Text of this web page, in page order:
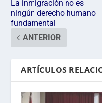
La inmigración no es
ningún derecho humano
fundamental
ANTERIOR
ARTÍCULOS